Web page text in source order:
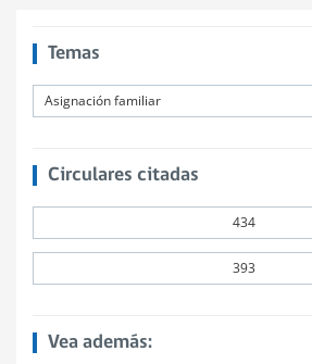
Temas
Asignación familiar
Circulares citadas
434
393
Vea además: